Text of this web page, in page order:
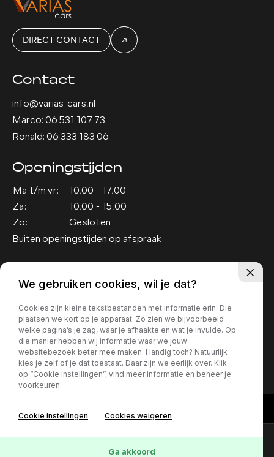
DIRECT CONTACT
Contact
info@varias-cars.nl
Marco: 06 531 107 73
Ronald: 06 333 183 06
Openingstijden
Ma t/m vr:
10.00 - 17.00
Za:
10.00 - 15.00
Zo:
Gesloten
Buiten openingstijden op afspraak
5151 RM Drunen
Privacy policy
We gebruiken cookies, wil je dat?
Cookies zijn kleine tekstbestanden met informatie erin. Die
plaatsen we kort op je apparaat. Zo zien we bijvoorbeeld
welke pagina’s je zag, waar je afhaakte en wat je invulde. Op
die manier hebben wij informatie waar we jouw
websitebezoek beter mee maken. Handig toch? Natuurlijk
kies je zelf of je dat toestaat. Daar zijn we eerlijk over. Klik
op “Cookie instellingen”, vind meer informatie en beheer je
voorkeuren.
Cookie instellingen Cookies weigeren
Ga akkoord